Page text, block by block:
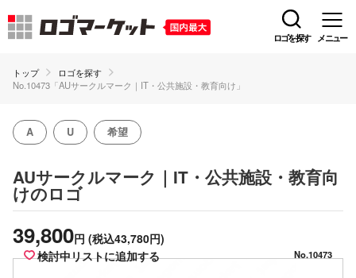
ロゴを探す メニュー
トップ
ロゴを探す
No.10473「AUサークルマーク｜IT・公共施設・教育向け」
A U 希望
AUサークルマーク｜IT・公共施設・教育向
けのロゴ
39,800円 (税込43,780円)
検討中リストに追加する
No.10473